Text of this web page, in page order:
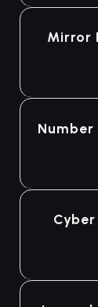
Mirror